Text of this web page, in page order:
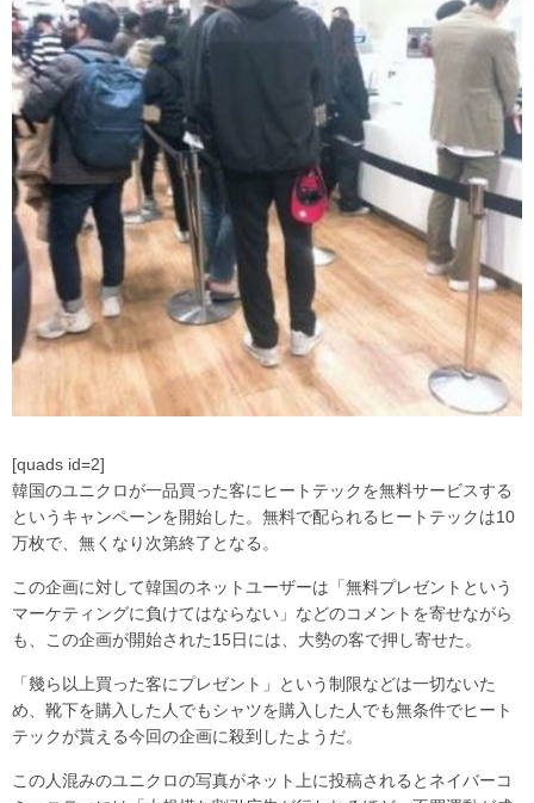
[quads id=2]
韓国のユニクロが一品買った客にヒートテックを無料サービスする
というキャンペーンを開始した。無料で配られるヒートテックは10
万枚で、無くなり次第終了となる。
この企画に対して韓国のネットユーザーは「無料プレゼントという
マーケティングに負けてはならない」などのコメントを寄せながら
も、この企画が開始された15日には、大勢の客で押し寄せた。
「幾ら以上買った客にプレゼント」という制限などは一切ないた
め、靴下を購入した人でもシャツを購入した人でも無条件でヒート
テックが貰える今回の企画に殺到したようだ。
この人混みのユニクロの写真がネット上に投稿されるとネイバーコ